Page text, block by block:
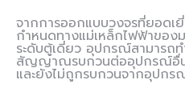
จากการออกแบบวงจรที่ยอด
กำหนดทางแม่เหล็กไฟฟ้าของ
ระดับตู้เดี่ยว อุปกรณ์สามารถท
สัญญาณรบกวนต่ออุปกรณ์อื่น
และยังไม่ถูกรบกวนจากอุปก